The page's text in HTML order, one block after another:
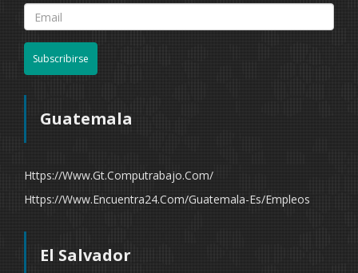
Subscribirse
Guatemala
Https://www.gt.computrabajo.com/
Https://www.encuentra24.com/guatemala-Es/empleos
El Salvador